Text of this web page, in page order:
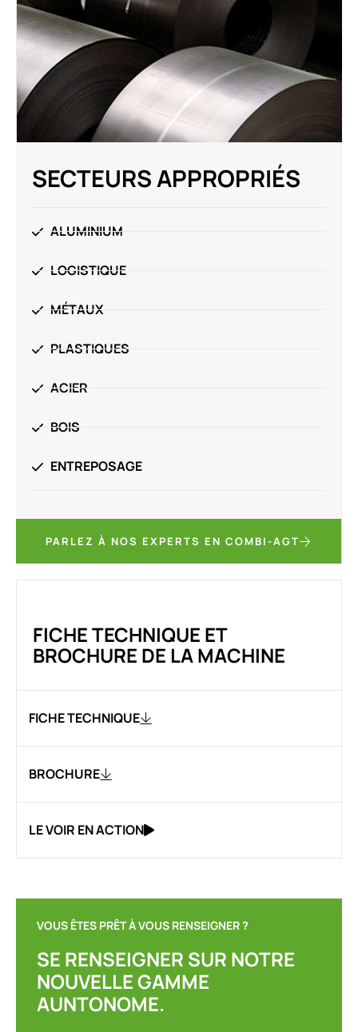
SECTEURS APPROPRIÉS
ALUMINIUM
LOGISTIQUE
MÉTAUX
PLASTIQUES
ACIER
BOIS
ENTREPOSAGE
PARLEZ À NOS EXPERTS EN COMBI-AGT
FICHE TECHNIQUE ET
BROCHURE DE LA MACHINE
FICHE TECHNIQUE
BROCHURE
LE VOIR EN ACTION
VOUS ÊTES PRÊT À VOUS RENSEIGNER ?
SE RENSEIGNER SUR NOTRE
NOUVELLE GAMME
AUNTONOME.